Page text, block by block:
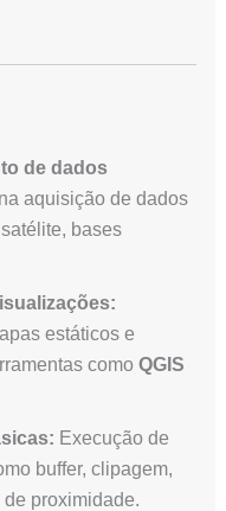
de dados
aquisição de dados
bases
estáticos e
como QGIS
Execução de
buffer, clipagem,
proximidade.